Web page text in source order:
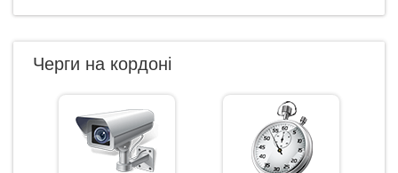
Черги на кордоні